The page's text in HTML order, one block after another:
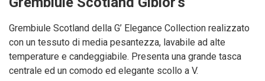
Grembiule Scotland della G’ Elegance Collection realizzato
con un tessuto di media pesantezza, lavabile ad alte
temperature e candeggiabile. Presenta una grande tasca
centrale ed un comodo ed elegante scollo a V.